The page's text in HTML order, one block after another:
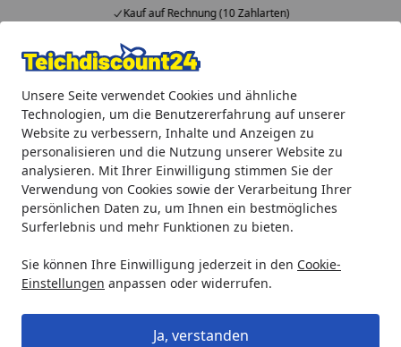
Unsere Seite verwendet Cookies und ähnliche
Technologien, um die Benutzererfahrung auf unserer
Website zu verbessern, Inhalte und Anzeigen zu
personalisieren und die Nutzung unserer Website zu
analysieren. Mit Ihrer Einwilligung stimmen Sie der
Verwendung von Cookies sowie der Verarbeitung Ihrer
persönlichen Daten zu, um Ihnen ein bestmögliches
Surferlebnis und mehr Funktionen zu bieten.
Sie können Ihre Einwilligung jederzeit in den Cookie-
Einstellungen anpassen oder widerrufen.
Ja, verstanden
Kauf auf Rechnung (10 Zahlarten)
Alle Produkte
Mein Konto
Suchen
Startseite
Heissner Smartline ECO Bachlaufpumpe 5000 l/h (HFP5000-
Heissner Smartline ECO
Bachlaufpumpe 5000 l/h (HFP5000-
00) - bis 2020